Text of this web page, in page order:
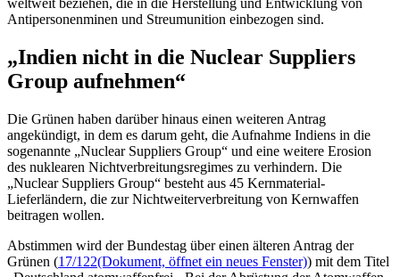
weltweit beziehen, die in die Herstellung und Entwicklung von
Antipersonenminen und Streumunition einbezogen sind.
„Indien nicht in die Nuclear Suppliers
Group aufnehmen“
Die Grünen haben darüber hinaus einen weiteren Antrag
angekündigt, in dem es darum geht, die Aufnahme Indiens in die
sogenannte „Nuclear Suppliers Group“ und eine weitere Erosion
des nuklearen Nichtverbreitungsregimes zu verhindern. Die
„Nuclear Suppliers Group“ besteht aus 45 Kernmaterial-
Lieferländern, die zur Nichtweiterverbreitung von Kernwaffen
beitragen wollen.
Abstimmen wird der Bundestag über einen älteren Antrag der
Grünen (17/122(Dokument, öffnet ein neues Fenster)) mit dem Titel